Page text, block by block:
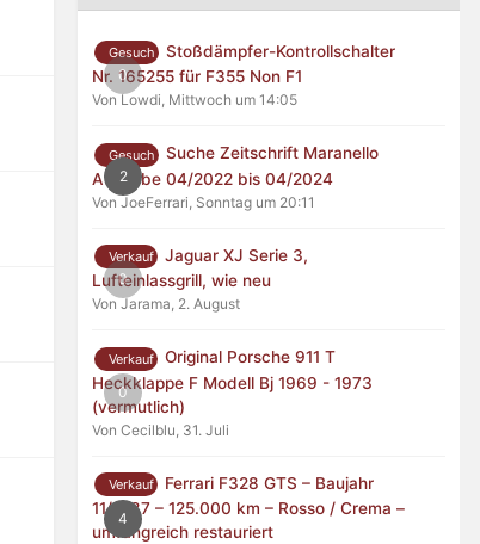
0
Gesuch
Stoßdämpfer-Kontrollschalter
Nr. 165255 für F355 Non F1
Von Lowdi, Mittwoch um 14:05
2
Gesuch
Suche Zeitschrift Maranello
Ausgabe 04/2022 bis 04/2024
Von JoeFerrari, Sonntag um 20:11
0
Verkauf
Jaguar XJ Serie 3,
Lufteinlassgrill, wie neu
Von Jarama, 2. August
0
Verkauf
Original Porsche 911 T
Heckklappe F Modell Bj 1969 - 1973
(vermutlich)
Von Cecilblu, 31. Juli
4
Verkauf
Ferrari F328 GTS – Baujahr
11/1987 – 125.000 km – Rosso / Crema –
umfangreich restauriert